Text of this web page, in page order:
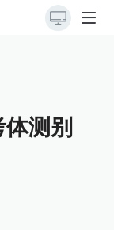
测别